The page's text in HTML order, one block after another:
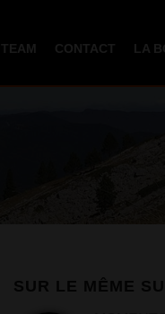
CONTACT LA